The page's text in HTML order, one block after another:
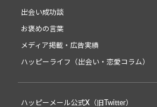
出会い成功談
お褒めの言葉
メディア掲載・広告実績
ハッピーライフ（出会い・恋愛コラム）
ハッピーメール公式X（旧Twitter）